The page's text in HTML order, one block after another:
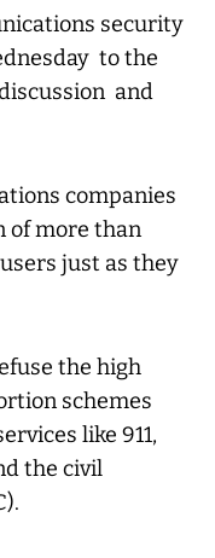
security
to the
and
companies
of more than
just as they
the high
schemes
like 911,
the civil